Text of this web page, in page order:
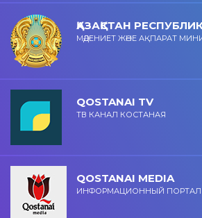
ҚАЗАҚСТАН
МӘДЕНИЕТ ЖӘНЕ АҚПАРАТ
QOSTANAI TV
ТВ КАНАЛ КОСТАНАЯ
QOSTANAI MEDIA
ИНФОРМАЦИОННЫЙ ПОРТАЛ